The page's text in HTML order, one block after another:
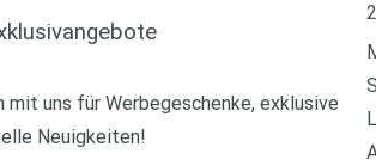
mit uns für Werbegeschenke, exklusive
Neuigkeiten!